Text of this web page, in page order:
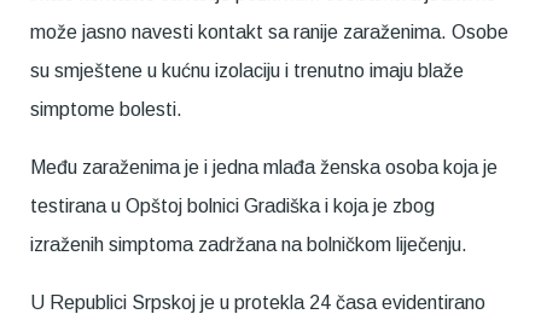
može jasno navesti kontakt sa ranije zaraženima. Osobe
su smještene u kućnu izolaciju i trenutno imaju blaže
simptome bolesti.
Među zaraženima je i jedna mlađa ženska osoba koja je
testirana u Opštoj bolnici Gradiška i koja je zbog
izraženih simptoma zadržana na bolničkom liječenju.
U Republici Srpskoj je u protekla 24 časa evidentirano